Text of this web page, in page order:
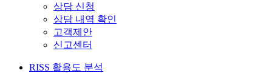
상담 신청
상담 내역 확인
고객제안
신고센터
RISS 활용도 분석